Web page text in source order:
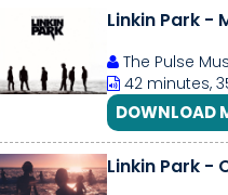
Linkin Park -
The Pulse
42 minutes,
DOWNLOAD
Linkin Park -